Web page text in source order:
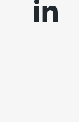
linkedin